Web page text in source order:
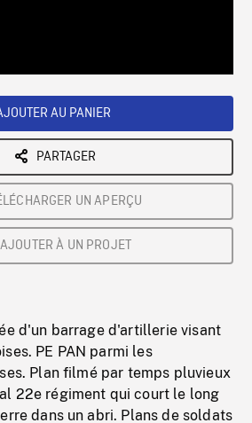
AU PANIER
PARTAGER
UN APERÇU
AJOUTER À UN PROJET
d'un barrage d'artillerie visant
PE PAN parmi les
Plan filmé par temps pluvieux
22e régiment qui court le long
dans un abri. Plans de soldats